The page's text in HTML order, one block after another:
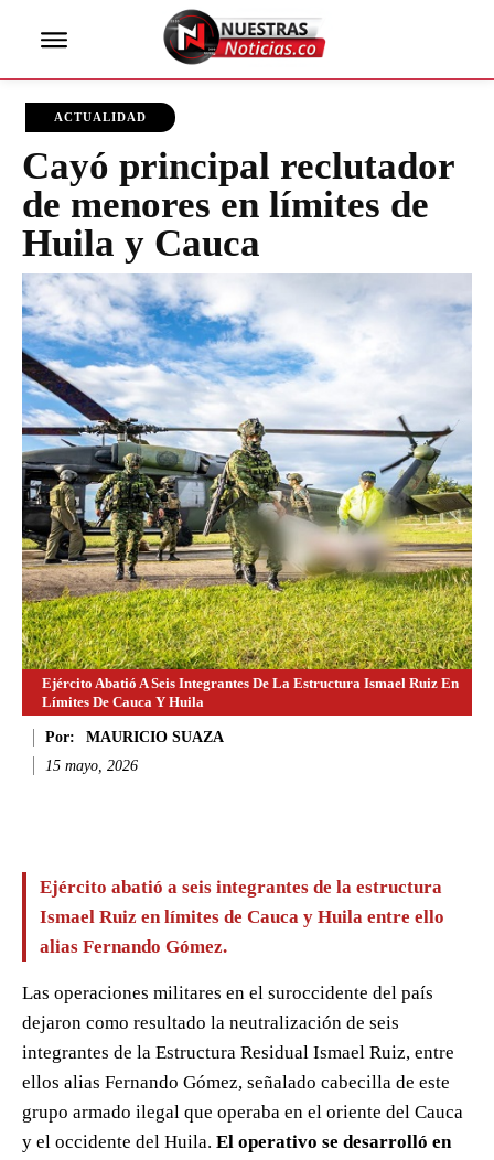
ACTUALIDAD
Cayó principal reclutador
de menores en límites de
Huila y Cauca
Ejército Abatió A Seis Integrantes De La Estructura Ismael Ruiz En
Límites De Cauca Y Huila
Por:
MAURICIO SUAZA
15 mayo, 2026
Ejército abatió a seis integrantes de la estructura
Ismael Ruiz en límites de Cauca y Huila entre ello
alias Fernando Gómez.
Las operaciones militares en el suroccidente del país
dejaron como resultado la neutralización de seis
integrantes de la Estructura Residual Ismael Ruiz, entre
ellos alias Fernando Gómez, señalado cabecilla de este
grupo armado ilegal que operaba en el oriente del Cauca
y el occidente del Huila. El operativo se desarrolló en